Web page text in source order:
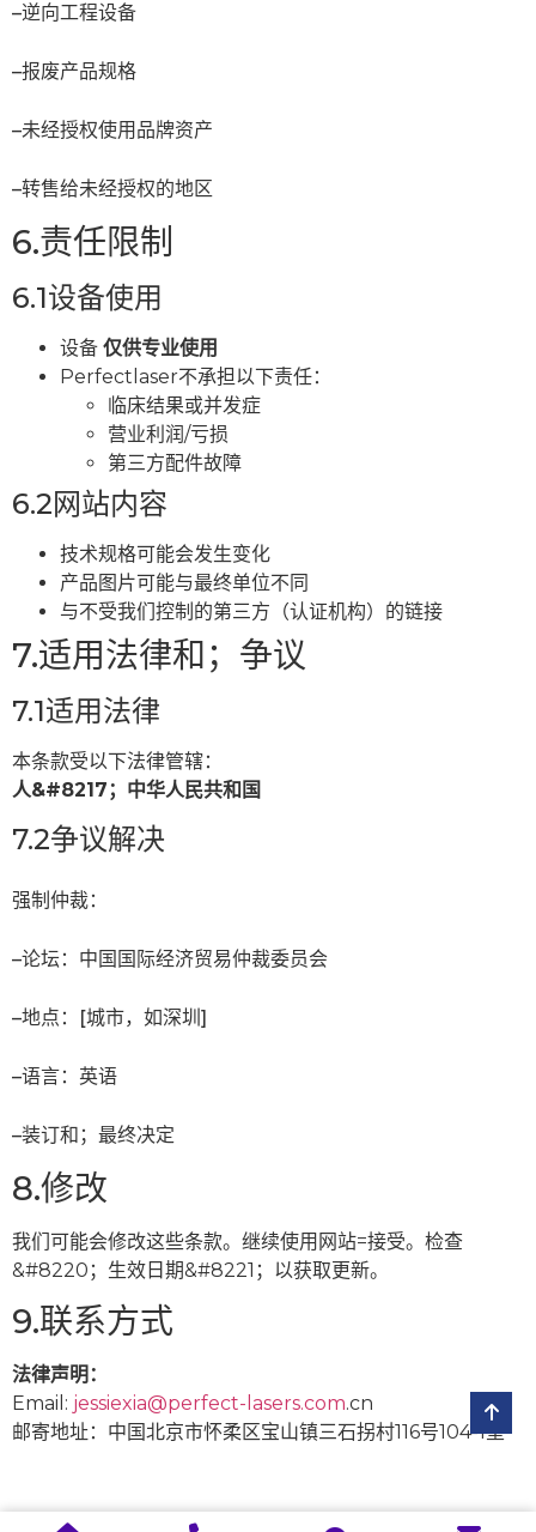
–逆向工程设备
–报废产品规格
–未经授权使用品牌资产
–转售给未经授权的地区
6.责任限制
6.1设备使用
设备 仅供专业使用
Perfectlaser不承担以下责任：
临床结果或并发症
营业利润/亏损
第三方配件故障
6.2网站内容
技术规格可能会发生变化
产品图片可能与最终单位不同
与不受我们控制的第三方（认证机构）的链接
7.适用法律和；争议
7.1适用法律
本条款受以下法律管辖：
人&#8217；中华人民共和国
7.2争议解决
强制仲裁：
–论坛：中国国际经济贸易仲裁委员会
–地点：[城市，如深圳]
–语言：英语
–装订和；最终决定
8.修改
我们可能会修改这些条款。继续使用网站=接受。检查
&#8220；生效日期&#8221；以获取更新。
9.联系方式
法律声明：
Email: jessiexia@perfect-lasers.com.cn
邮寄地址：中国北京市怀柔区宝山镇三石拐村116号104-1室